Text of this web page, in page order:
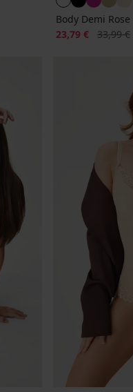
Body Demi Rose
Rabatt
23,79 € Alter Preis
33,99 €